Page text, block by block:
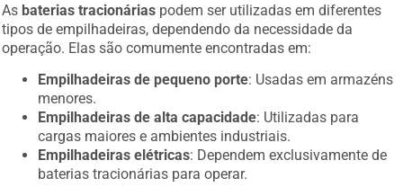
As baterias tracionárias podem ser utilizadas em diferentes
tipos de empilhadeiras, dependendo da necessidade da
operação. Elas são comumente encontradas em:
Empilhadeiras de pequeno porte: Usadas em armazéns
menores.
Empilhadeiras de alta capacidade: Utilizadas para
cargas maiores e ambientes industriais.
Empilhadeiras elétricas: Dependem exclusivamente de
baterias tracionárias para operar.